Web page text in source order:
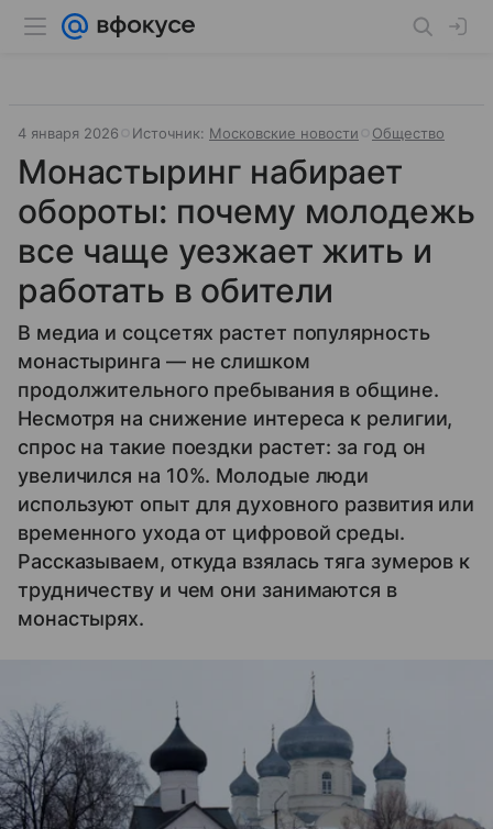
4 января 2026 Источник: Московские новости Общество
Монастыринг набирает
обороты: почему молодежь
все чаще уезжает жить и
работать в обители
В медиа и соцсетях растет популярность
монастыринга — не слишком
продолжительного пребывания в общине.
Несмотря на снижение интереса к религии,
спрос на такие поездки растет: за год он
увеличился на 10%. Молодые люди
используют опыт для духовного развития или
временного ухода от цифровой среды.
Рассказываем, откуда взялась тяга зумеров к
трудничеству и чем они занимаются в
монастырях.